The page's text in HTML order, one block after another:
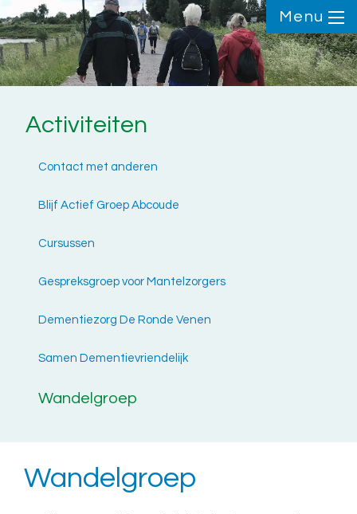
Menu
Activiteiten
Contact met anderen
Blijf Actief Groep Abcoude
Cursussen
Gespreksgroep voor Mantelzorgers
Dementiezorg De Ronde Venen
Samen Dementievriendelijk
Wandelgroep
Wandelgroep